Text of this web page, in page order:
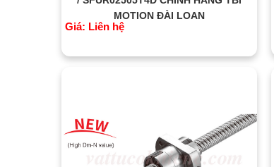
MOTION ĐÀI LOAN
Giá: Liên hệ